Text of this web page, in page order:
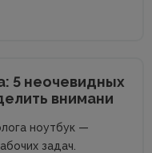
5 неочевидных
внимани
ноутбук —
задач.